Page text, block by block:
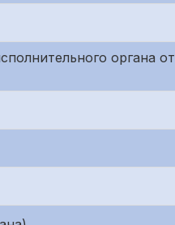
органа от